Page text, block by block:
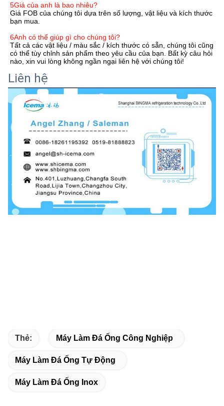
5Giá của anh là bao nhiêu?
Giá FOB của chúng tôi dựa trên số lượng, vật liệu và kích thước
bạn mua.
6Anh có thể giúp gì cho chúng tôi?
Tất cả các vật liệu / màu sắc / kích thước có sẵn, chúng tôi cũng
có thể tùy chỉnh sản phẩm theo yêu cầu của bạn. Bất kỳ câu hỏi
nào, xin vui lòng không ngần ngại liên hệ với chúng tôi!
Liên hệ
Thẻ: Máy Làm Đá Ống Công Nghiệp
Máy Làm Đá Ống Tự Động
Máy Làm Đá Ống Inox